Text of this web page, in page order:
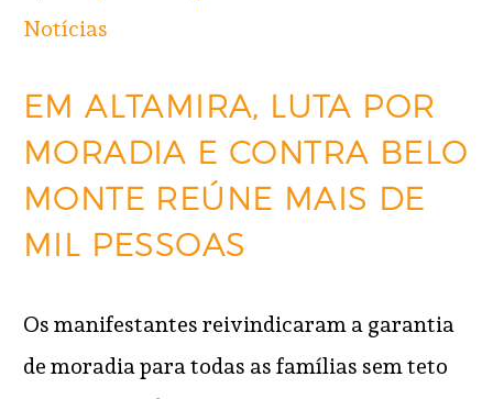
Notícias
EM ALTAMIRA, LUTA POR
MORADIA E CONTRA BELO
MONTE REÚNE MAIS DE
MIL PESSOAS
Os manifestantes reivindicaram a garantia
de moradia para todas as famílias sem teto